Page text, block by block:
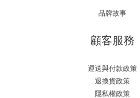
品牌故事
顧客服務
運送與付款政策
退換貨政策
隱私權政策